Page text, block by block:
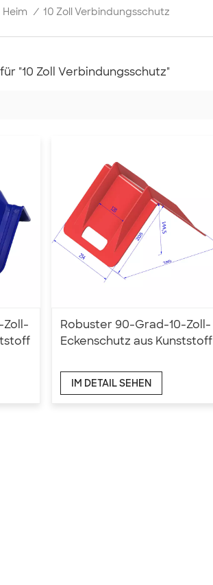
Heim / 10 Zoll Verbindungsschutz
"10 Zoll Verbindungsschutz"
Zoll-
Robuster 90-Grad-10-Zoll-
Eckenschutz aus Kunststoff
IM DETAIL SEHEN